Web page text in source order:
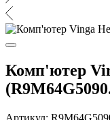
Комп'ютер
Артикул: